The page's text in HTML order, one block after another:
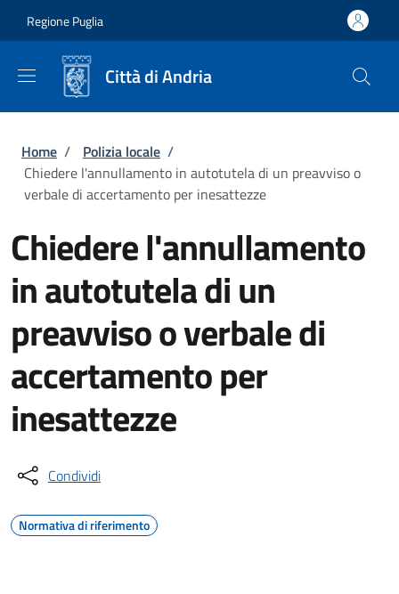
Regione Puglia
Città di Andria
Briciole di pane
Home / Polizia locale /
Chiedere l'annullamento in autotutela di un preavviso o
verbale di accertamento per inesattezze
Chiedere l'annullamento
in autotutela di un
preavviso o verbale di
accertamento per
inesattezze
Condividi
Normativa di riferimento